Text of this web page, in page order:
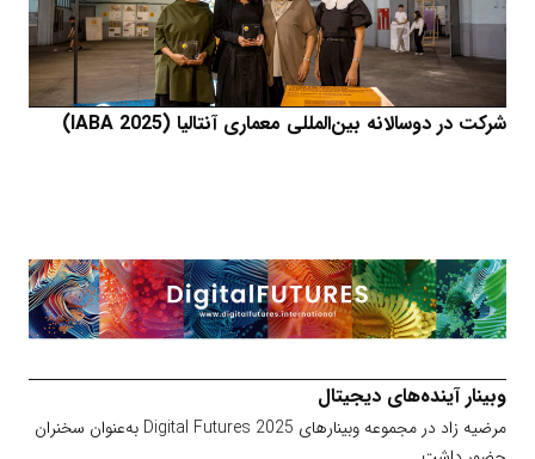
شرکت در دوسالانه بین‌المللی معماری آنتالیا (IABA 2025)
وبینار آینده‌های دیجیتال
مرضیه زاد در مجموعه وبینارهای Digital Futures 2025 به‌عنوان سخنران